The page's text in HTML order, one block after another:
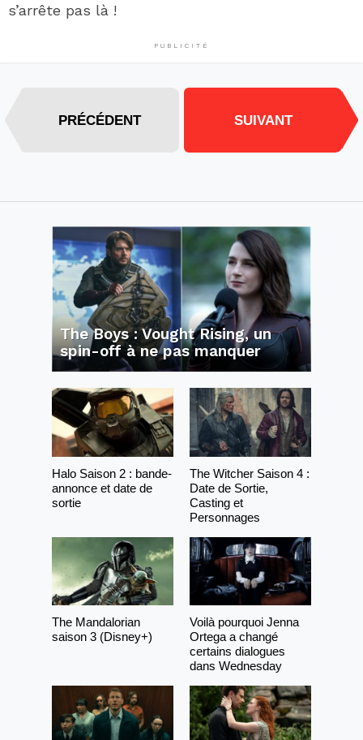
s’arrête pas là !
PUBLICITÉ
PRÉCÉDENT SUIVANT
The Boys : Vought Rising, un
spin-off à ne pas manquer
Halo Saison 2 : bande-
annonce et date de
sortie
The Witcher Saison 4 :
Date de Sortie,
Casting et
Personnages
The Mandalorian
saison 3 (Disney+)
Voilà pourquoi Jenna
Ortega a changé
certains dialogues
dans Wednesday